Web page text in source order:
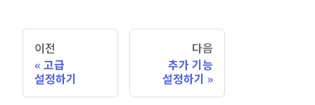
이전
고급
설정하기
다음
추가 기능
설정하기